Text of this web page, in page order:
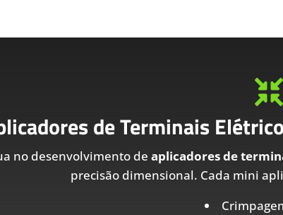

de Terminais
no desenvolvimento de aplicadores de
precisão dimensional. Cada mini